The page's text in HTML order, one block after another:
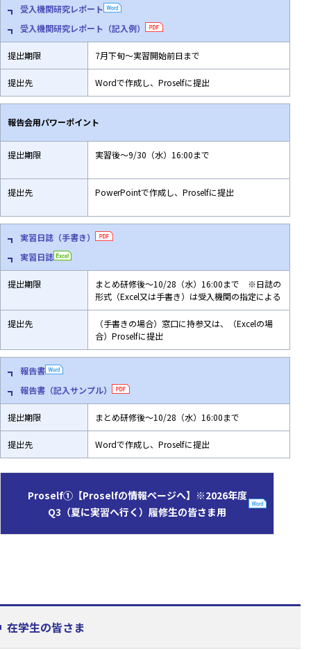
受入機関研究レポート
受入機関研究レポート（記入例）
提出期限 7月下旬～実習開始前日まで
提出先 Wordで作成し、Proselfに提出
報告会用パワーポイント
提出期限 実習後～9/30（水）16:00まで
提出先 PowerPointで作成し、Proselfに提出
実習日誌（手書き）
実習日誌
提出期限 まとめ研修後～10/28（水）16:00まで ※日誌の
形式（Excel又は手書き）は受入機関の指定による
提出先
（手書きの場合）窓口に持参又は、（Excelの場
合）Proselfに提出
報告書
報告書（記入サンプル）
提出期限 まとめ研修後～10/28（水）16:00まで
提出先 Wordで作成し、Proselfに提出
Proself①【Proselfの情報ページへ】※2026年度
Q3（夏に実習へ行く）履修生の皆さま用
在学生の皆さま